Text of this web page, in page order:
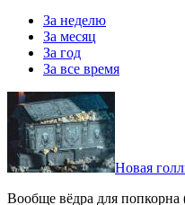
За неделю
За месяц
За год
За все время
Новая
Вообще вёдра для